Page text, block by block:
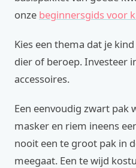
onze beginnersgids voor
Kies een thema dat je
dier of beroep. Investeer
accessoires.
Een eenvoudig zwart pak
masker en riem ineens
nooit een te groot pak in
meegaat. Een te wijd